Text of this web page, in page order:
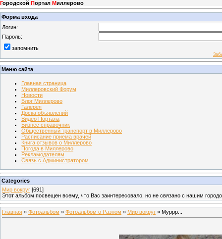
Городской Портал Миллерово
Форма входа
Логин:
Пароль:
запомнить
Меню сайта
Главная страница
Миллеровский Форум
Новости
Блог Миллерово
Галерея
Доска объявлений
Видео Портала
Бизнес справочник
Общественный транспорт в Миллерово
Расписание приема врачей
Книга отзывов о Миллерово
Погода в Миллерово
Рекламодателям
Связь с Администратором
Categories
Мир вокруг [691]
Этот альбом посвещен всему, что Вас заинтересовало, но не связано с нашим
Главная » Фотоальбом » Фотоальбом о Разном » Мир вокруг » Муррр...